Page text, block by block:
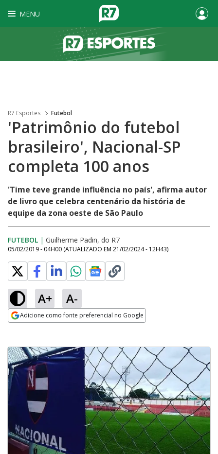
MENU
R7 Esportes Futebol
'Patrimônio do futebol
brasileiro', Nacional-SP
completa 100 anos
'Time teve grande influência no país', afirma autor
de livro que celebra centenário da história de
equipe da zona oeste de São Paulo
FUTEBOL | Guilherme Padin, do R7
05/02/2019 - 04H00 (ATUALIZADO EM 21/02/2024 - 12H43)
A+ A-
Adicione como fonte preferencial no Google